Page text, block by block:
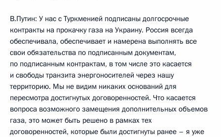
В.Путин: У нас с Туркменией подписаны долгосрочные
контракты на прокачку газа на Украину. Россия всегда
обеспечивала, обеспечивает и намерена выполнять все
свои обязательства по подписанным документам,
по подписанным контрактам, в том числе это касается
и свободы транзита энергоносителей через нашу
территорию. Мы не видим никаких оснований для
пересмотра достигнутых договоренностей. Что касается
вопроса возможного замещения дополнительных объемов
газа, это может быть решено в рамках тех
договоренностей, которые были достигнуты ранее – я уже